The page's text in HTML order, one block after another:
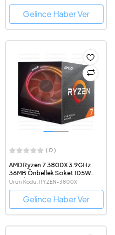
Gelince Haber Ver
( 0 )
AMD Ryzen 7 3800X 3.9GHz
36MB Önbellek Soket 105W
AM4 İşlemci
Ürün Kodu: RYZEN-3800X
Gelince Haber Ver